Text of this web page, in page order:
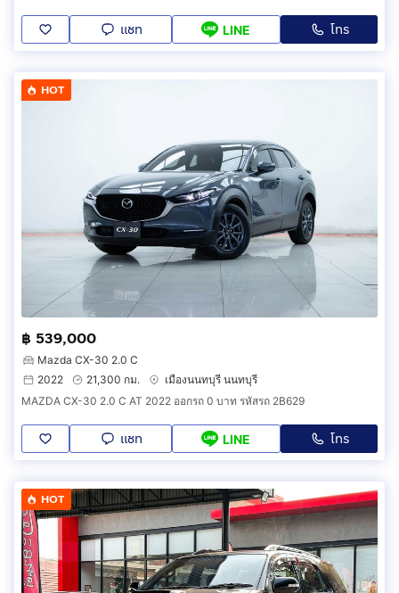
แชท LINE โทร
HOT
฿ 539,000
Mazda CX-30 2.0 C
2022
21,300 กม.
เมืองนนทบุรี นนทบุรี
MAZDA CX-30 2.0 C AT 2022 ออกรถ 0 บาท รหัสรถ 2B629
แชท LINE โทร
HOT